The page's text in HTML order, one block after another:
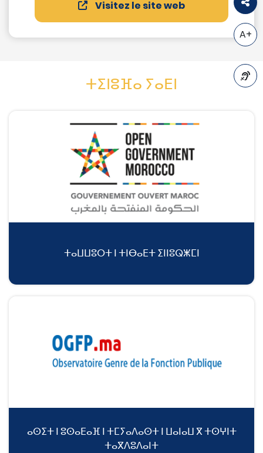
Visitez le site web
A+
ⵜⵉⵏⵓⴼⴰ ⵢⴰⴹⵏ
ⵜⴰⵡⵡⵓⵔⵜ ⵏ ⵜⵏⴱⴰⴹⵜ ⵉⵏⵏⵓⵕⵥⵎⵏ
ⴰⵙⵉⵜ ⵏ ⵓⵙⴰⴹⴰⴼ ⵏ ⵜⵎⵢⴰⴷⴰⵙⵜ ⵏ ⵡⴰⵏⴰⵡ ⴳ ⵜⵙⵖⵏⵜ
ⵜⴰⴳⴷⵓⴷⴰⵏⵜ